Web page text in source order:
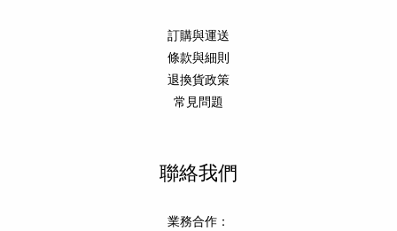
訂購與運送
條款與細則
退換貨政策
常見問題
聯絡我們
業務合作：